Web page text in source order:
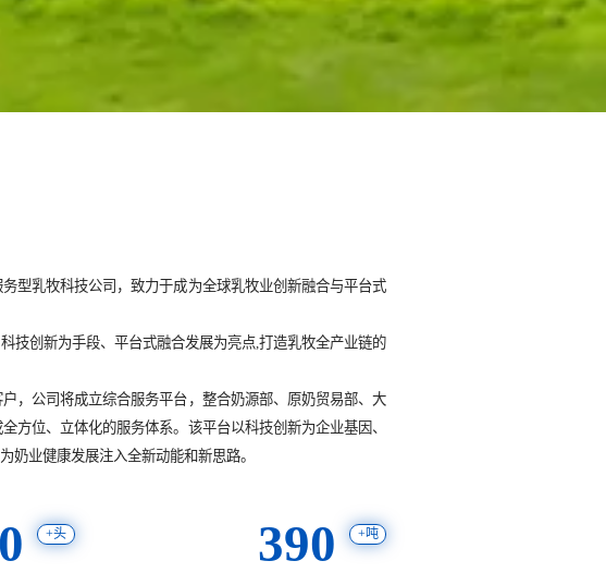
型乳牧科技公司，致力于成为全球乳牧业创新融合与平台式
技创新为手段、平台式融合发展为亮点,打造乳牧全产业链的
，公司将成立综合服务平台，整合奶源部、原奶贸易部、大
方位、立体化的服务体系。该平台以科技创新为企业基因、
业健康发展注入全新动能和新思路。
+头 390 +吨